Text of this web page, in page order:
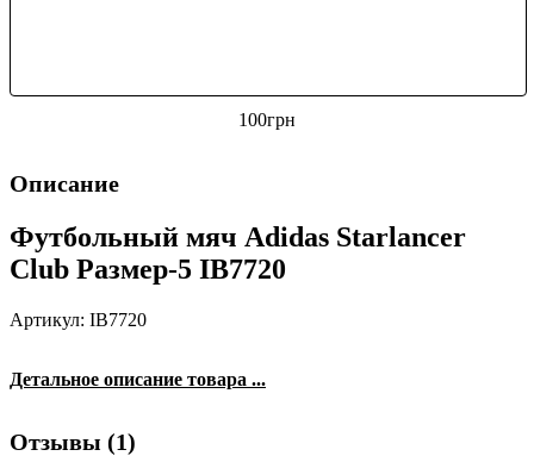
100грн
Описание
Футбольный мяч Adidas Starlancer
Club Размер-5 IB7720
Артикул: IB7720
Детальное описание товара ...
Отзывы (1)